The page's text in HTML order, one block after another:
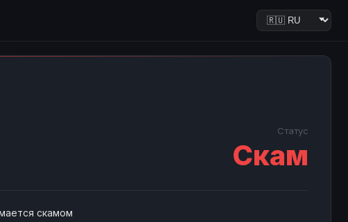
Статус
Скам
скамом